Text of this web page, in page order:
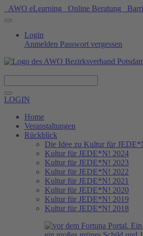
AWO eLearning Online Beratung
Login
Anmelden Passwort vergessen
LOGIN
Home
Veranstaltungen
Rückblick
Die Idee zu Kultur für
Kultur für JEDE*N! 2024
Kultur für JEDE*N! 2023
Kultur für JEDE*N! 2022
Kultur für JEDE*N! 2021
Kultur für JEDE*N! 2020
Kultur für JEDE*N! 2019
Kultur für JEDE*N! 2018